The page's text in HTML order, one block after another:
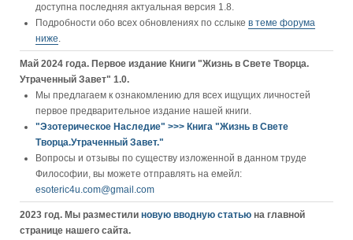
доступна последняя актуальная версия 1.8.
Подробности обо всех обновлениях по сслыке в теме форума
ниже.
Май 2024 года. Первое издание Книги "Жизнь в Свете Творца.
Утраченный Завет" 1.0.
Мы предлагаем к ознакомлению для всех ищущих личностей
первое предварительное издание нашей книги.
"Эзотерическое Наследие" >>> Книга "Жизнь в Свете
Творца.Утраченный Завет."
Вопросы и отзывы по существу изложенной в данном труде
Философии, вы можете отправлять на емейл:
esoteric4u.com@gmail.com
2023 год. Мы разместили новую вводную статью на главной
странице нашего сайта.